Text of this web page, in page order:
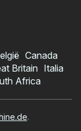
Canada
Britain Italia
Africa
.